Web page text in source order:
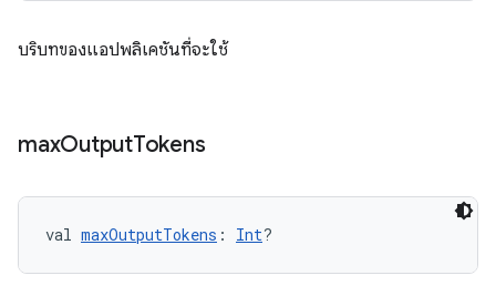
บริบทของแอปพลิเคชันที่จะใช้
maxOutputTokens
val maxOutputTokens : Int?